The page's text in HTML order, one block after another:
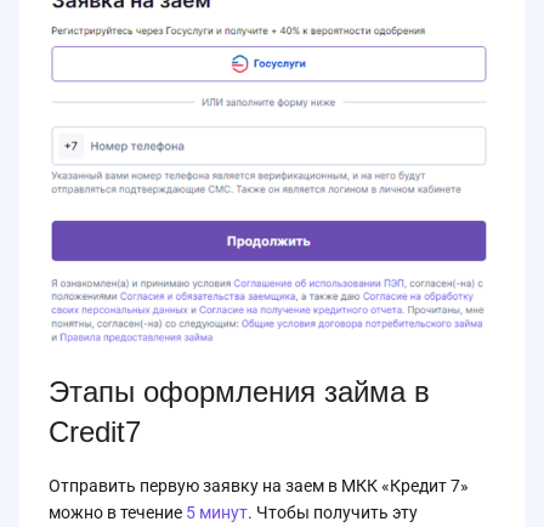
Этапы оформления займа в
Credit7
Отправить первую заявку на заем в МКК «Кредит 7»
можно в течение 5 минут. Чтобы получить эту